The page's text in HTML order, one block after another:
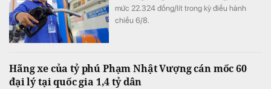
mức 22.324 đồng/lít trong kỳ điều hành
chiều 6/8.
Hãng xe của tỷ phú Phạm Nhật Vượng cán mốc 60
đại lý tại quốc gia 1,4 tỷ dân